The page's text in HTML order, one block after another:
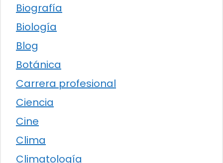
Biografía
Biología
Blog
Botánica
Carrera profesional
Ciencia
Cine
Clima
Climatología